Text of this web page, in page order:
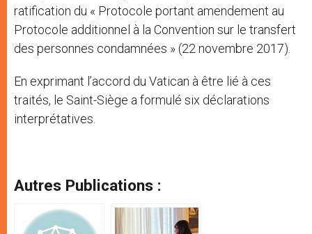
ratification du « Protocole portant amendement au
Protocole additionnel à la Convention sur le transfert
des personnes condamnées » (22 novembre 2017).
En exprimant l’accord du Vatican à être lié à ces
traités, le Saint-Siège a formulé six déclarations
interprétatives.
Autres Publications :